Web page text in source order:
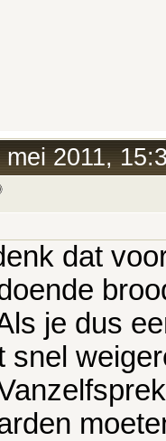
2011,
dat
je dus
snel